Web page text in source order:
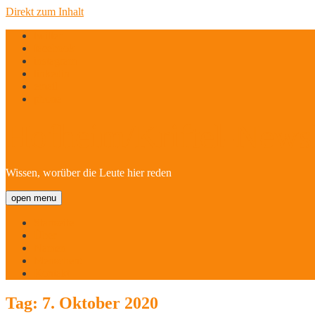
Direkt zum Inhalt
Wissen, worüber die Leute hier reden
open menu
Tag: 7. Oktober 2020